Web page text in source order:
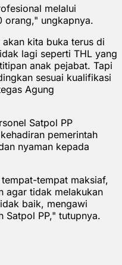
melalui
orang," ungkapnya.
kita buka terus di
lagi seperti THL yang
anak pejabat. Tapi
sesuai kualifikasi
Agung
Satpol PP
pemerintah
nyaman kepada
tempat maksiaf,
agar tidak melakukan
baik, mengawi
Satpol PP," tutupnya.